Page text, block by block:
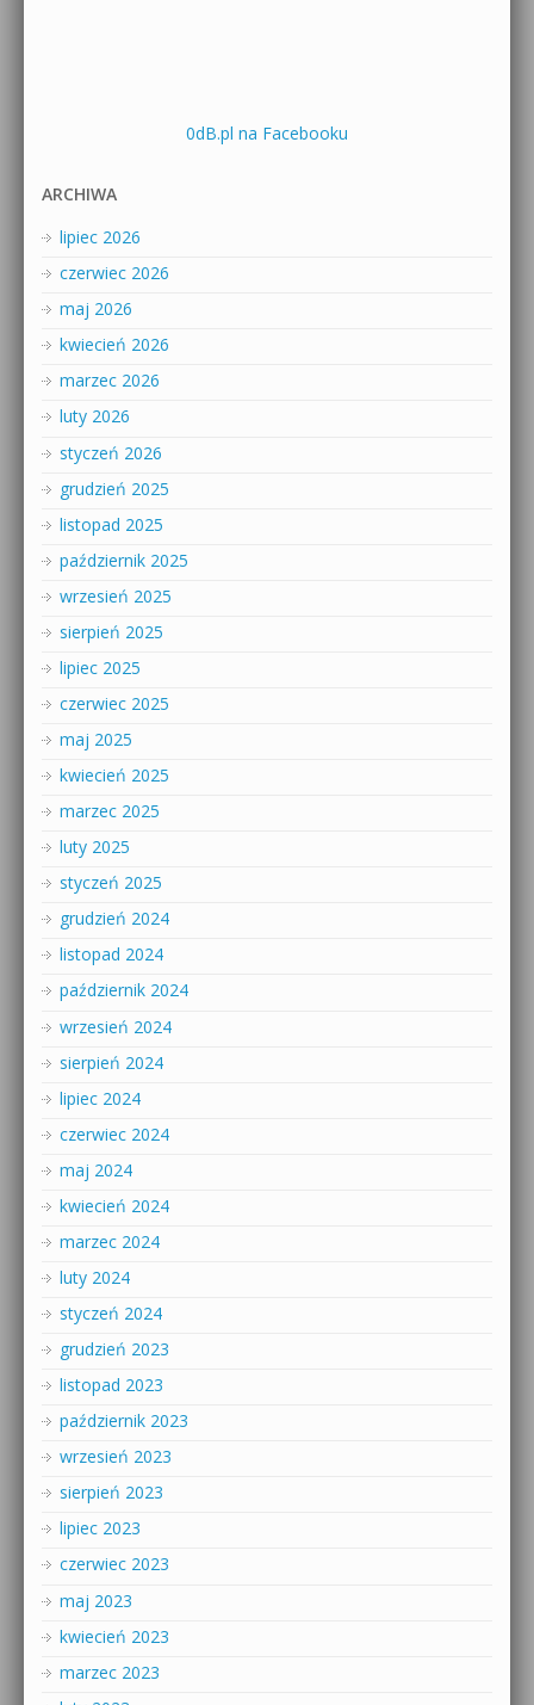
0dB.pl na Facebooku
ARCHIWA
lipiec 2026
czerwiec 2026
maj 2026
kwiecień 2026
marzec 2026
luty 2026
styczeń 2026
grudzień 2025
listopad 2025
październik 2025
wrzesień 2025
sierpień 2025
lipiec 2025
czerwiec 2025
maj 2025
kwiecień 2025
marzec 2025
luty 2025
styczeń 2025
grudzień 2024
listopad 2024
październik 2024
wrzesień 2024
sierpień 2024
lipiec 2024
czerwiec 2024
maj 2024
kwiecień 2024
marzec 2024
luty 2024
styczeń 2024
grudzień 2023
listopad 2023
październik 2023
wrzesień 2023
sierpień 2023
lipiec 2023
czerwiec 2023
maj 2023
kwiecień 2023
marzec 2023